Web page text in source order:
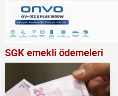
SGK emekli ödemeleri